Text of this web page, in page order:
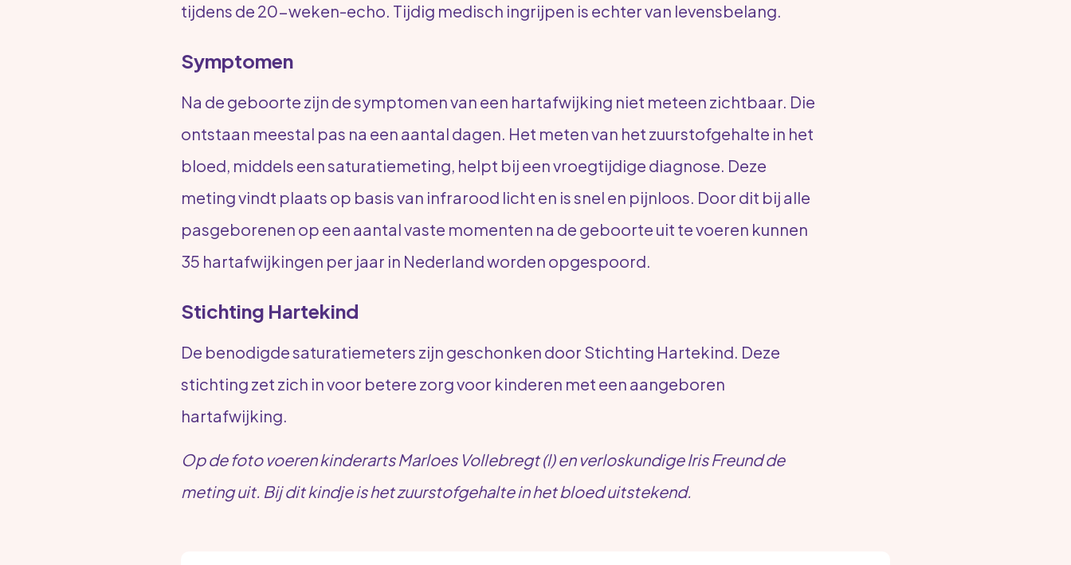
tijdens de 20-weken-echo. Tijdig medisch ingrijpen is echter van levensbelang.
Symptomen
Na de geboorte zijn de symptomen van een hartafwijking niet meteen zichtbaar. Die
ontstaan meestal pas na een aantal dagen. Het meten van het zuurstofgehalte in het
bloed, middels een saturatiemeting, helpt bij een vroegtijdige diagnose. Deze
meting vindt plaats op basis van infrarood licht en is snel en pijnloos. Door dit bij alle
pasgeborenen op een aantal vaste momenten na de geboorte uit te voeren kunnen
35 hartafwijkingen per jaar in Nederland worden opgespoord.
Stichting Hartekind
De benodigde saturatiemeters zijn geschonken door Stichting Hartekind. Deze
stichting zet zich in voor betere zorg voor kinderen met een aangeboren
hartafwijking.
Op de foto voeren kinderarts Marloes Vollebregt (l) en verloskundige Iris Freund de
meting uit. Bij dit kindje is het zuurstofgehalte in het bloed uitstekend.